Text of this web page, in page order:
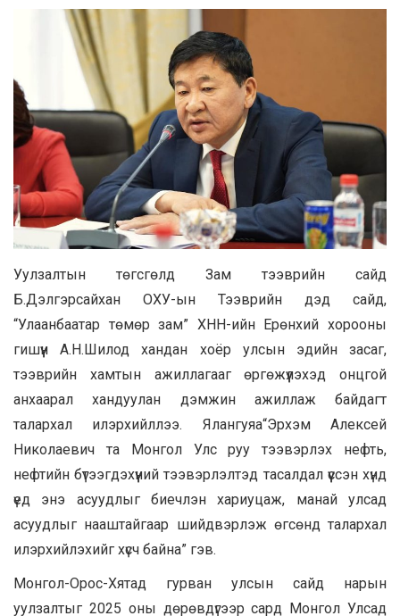
Уулзалтын төгсгөлд Зам тээврийн сайд
Б.Дэлгэрсайхан ОХУ-ын Тээврийн дэд сайд,
“Улаанбаатар төмөр зам” ХНН-ийн Ерөнхий хорооны
гишүүн А.Н.Шилод хандан хоёр улсын эдийн засаг,
тээврийн хамтын ажиллагааг өргөжүүлэхэд онцгой
анхаарал хандуулан дэмжин ажиллаж байдагт
талархал илэрхийллээ. Ялангуяа“Эрхэм Алексей
Николаевич та Монгол Улс руу тээвэрлэх нефть,
нефтийн бүтээгдэхүүний тээвэрлэлтэд тасалдал үүссэн хүнд
үед энэ асуудлыг биечлэн хариуцаж, манай улсад
асуудлыг нааштайгаар шийдвэрлэж өгсөнд талархал
илэрхийлэхийг хүсч байна” гэв.
Монгол-Орос-Хятад гурван улсын сайд нарын
уулзалтыг 2025 оны дөрөвдүгээр сард Монгол Улсад